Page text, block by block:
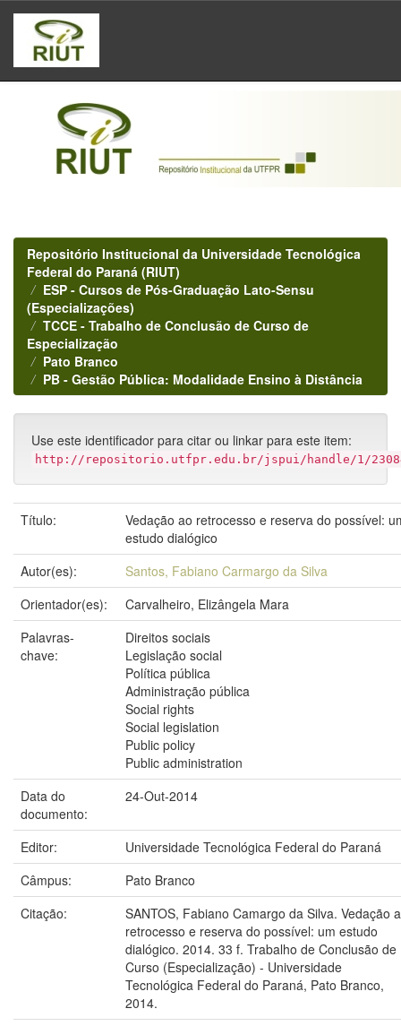
Skip
navigation
Repositório Institucional da Universidade Tecnológica
Federal do Paraná (RIUT)
ESP - Cursos de Pós-Graduação Lato-Sensu
(Especializações)
TCCE - Trabalho de Conclusão de Curso de
Especialização
Pato Branco
PB - Gestão Pública: Modalidade Ensino à Distância
Use este identificador para citar ou linkar para este item:
http://repositorio.utfpr.edu.br/jspui/handle/1/
Título:
Vedação ao retrocesso e reserva do possível:
estudo dialógico
Autor(es):
Santos, Fabiano Carmargo da Silva
Orientador(es):
Carvalheiro, Elizângela Mara
Palavras-
chave:
Direitos sociais
Legislação social
Política pública
Administração pública
Social rights
Social legislation
Public policy
Public administration
Data do
documento:
24-Out-2014
Editor:
Universidade Tecnológica Federal do Paraná
Câmpus:
Pato Branco
Citação:
SANTOS, Fabiano Camargo da Silva. Vedação
retrocesso e reserva do possível: um estudo
dialógico. 2014. 33 f. Trabalho de Conclusão de
Curso (Especialização) - Universidade
Tecnológica Federal do Paraná, Pato Branco,
2014.